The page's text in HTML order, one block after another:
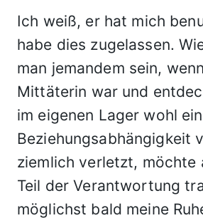
Ich weiß, er hat mich
habe dies zugelassen.
man jemandem sein,
Mittäterin war und
im eigenen Lager wohl
Beziehungsabhängigkeit
ziemlich verletzt, möchte
Teil der Verantwortung
möglichst bald meine